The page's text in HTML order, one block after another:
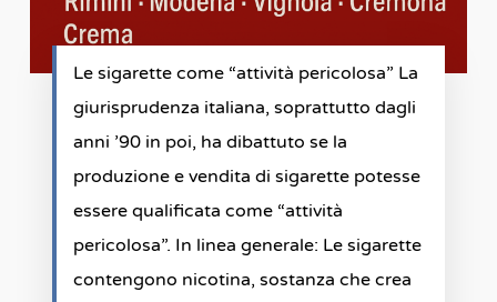
Le sigarette come “attività pericolosa” La
giurisprudenza italiana, soprattutto dagli
anni ’90 in poi, ha dibattuto se la
produzione e vendita di sigarette potesse
essere qualificata come “attività
pericolosa”. In linea generale: Le sigarette
contengono nicotina, sostanza che crea